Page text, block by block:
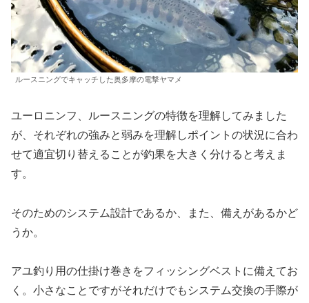
ルースニングでキャッチした奥多摩の電撃ヤマメ
ユーロニンフ、ルースニングの特徴を理解してみました
が、それぞれの強みと弱みを理解しポイントの状況に合わ
せて適宜切り替えることが釣果を大きく分けると考えま
す。
そのためのシステム設計であるか、また、備えがあるかど
うか。
アユ釣り用の仕掛け巻きをフィッシングベストに備えてお
く。小さなことですがそれだけでもシステム交換の手際が